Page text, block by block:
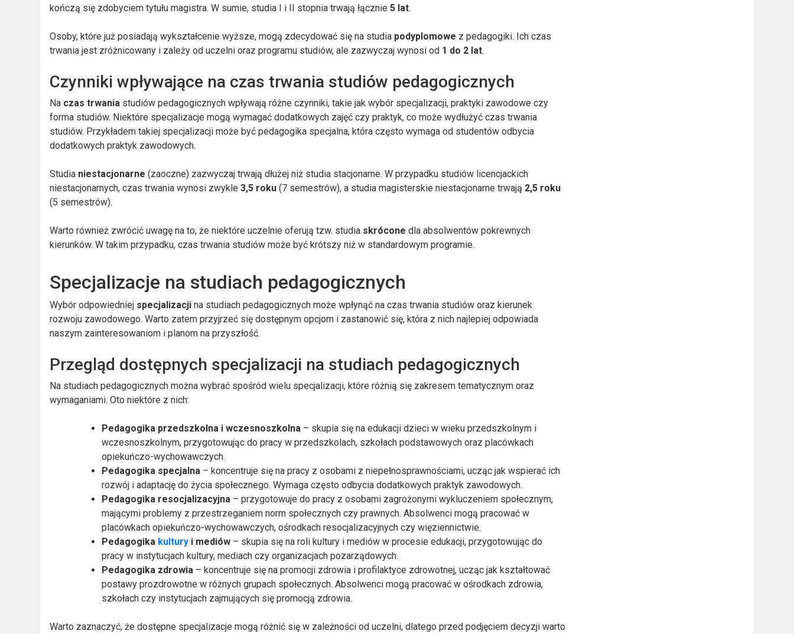
kończą się zdobyciem tytułu magistra. W sumie, studia I i II stopnia trwają łącznie5 lat.
Osoby, które już posiadają wykształcenie wyższe, mogą zdecydować się na studia podyplomowe z pedagogiki. Ich czas
trwania jest zróżnicowany i zależy od uczelni oraz programu studiów, ale zazwyczaj wynosi od 1 do 2 lat.
Czynniki wpływające na czas trwania studiów pedagogicznych
Na czas trwania studiów pedagogicznych wpływają różne czynniki, takie jak wybór specjalizacji, praktyki zawodowe czy
forma studiów. Niektóre specjalizacje mogą wymagać dodatkowych zajęć czy praktyk, co może wydłużyć czas trwania
studiów. Przykładem takiej specjalizacji może być pedagogika specjalna, która często wymaga od studentów odbycia
dodatkowych praktyk zawodowych.
Studia niestacjonarne (zaoczne) zazwyczaj trwają dłużej niż studia stacjonarne. W przypadku studiów licencjackich
niestacjonarnych, czas trwania wynosi zwykle3,5 roku (7 semestrów), a studia magisterskie niestacjonarne trwają 2,5 roku
(5 semestrów).
Warto również zwrócić uwagę na to, że niektóre uczelnie oferują tzw. studia skrócone dla absolwentów pokrewnych
kierunków. W takim przypadku, czas trwania studiów może być krótszy niż w standardowym programie.
Specjalizacje na studiach pedagogicznych
Wybór odpowiedniej specjalizacji na studiach pedagogicznych może wpłynąć na czas trwania studiów oraz kierunek
rozwoju zawodowego. Warto zatem przyjrzeć się dostępnym opcjom i zastanowić się, która z nich najlepiej odpowiada
naszym zainteresowaniom i planom na przyszłość.
Przegląd dostępnych specjalizacji na studiach pedagogicznych
Na studiach pedagogicznych można wybrać spośród wielu specjalizacji, które różnią się zakresem tematycznym oraz
wymaganiami. Oto niektóre z nich:
Pedagogika przedszkolna i wczesnoszkolna – skupia się na edukacji dzieci w wieku przedszkolnym i
wczesnoszkolnym, przygotowując do pracy w przedszkolach, szkołach podstawowych oraz placówkach
opiekuńczo-wychowawczych.
Pedagogika specjalna – koncentruje się na pracy z osobami z niepełnosprawnościami, ucząc jak wspierać ich
rozwój i adaptację do życia społecznego. Wymaga często odbycia dodatkowych praktyk zawodowych.
Pedagogika resocjalizacyjna – przygotowuje do pracy z osobami zagrożonymi wykluczeniem społecznym,
mającymi problemy z przestrzeganiem norm społecznych czy prawnych. Absolwenci mogą pracować w
placówkach opiekuńczo-wychowawczych, ośrodkach resocjalizacyjnych czy więziennictwie.
Pedagogika kultury i mediów – skupia się na roli kultury i mediów w procesie edukacji, przygotowując do
pracy w instytucjach kultury, mediach czy organizacjach pozarządowych.
Pedagogika zdrowia – koncentruje się na promocji zdrowia i profilaktyce zdrowotnej, ucząc jak kształtować
postawy prozdrowotne w różnych grupach społecznych. Absolwenci mogą pracować w ośrodkach zdrowia,
szkołach czy instytucjach zajmujących się promocją zdrowia.
Warto zaznaczyć, że dostępne specjalizacje mogą różnić się w zależności od uczelni, dlatego przed podjęciem decyzji warto